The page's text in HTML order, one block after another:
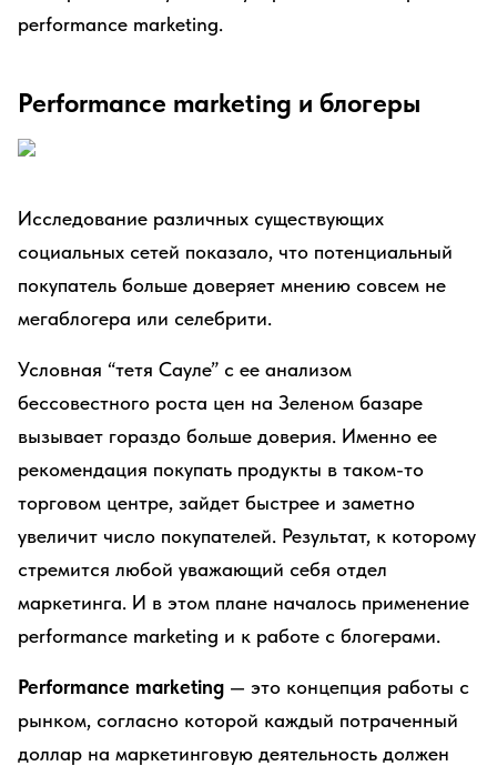
performance marketing.
Performance marketing и блогеры
Исследование различных существующих
социальных сетей показало, что потенциальный
покупатель больше доверяет мнению совсем не
мегаблогера или селебрити.
Условная “тетя Сауле” с ее анализом
бессовестного роста цен на Зеленом базаре
вызывает гораздо больше доверия. Именно ее
рекомендация покупать продукты в таком-то
торговом центре, зайдет быстрее и заметно
увеличит число покупателей. Результат, к которому
стремится любой уважающий себя отдел
маркетинга. И в этом плане началось применение
performance marketing и к работе с блогерами.
Performance marketing — это концепция работы с
рынком, согласно которой каждый потраченный
доллар на маркетинговую деятельность должен